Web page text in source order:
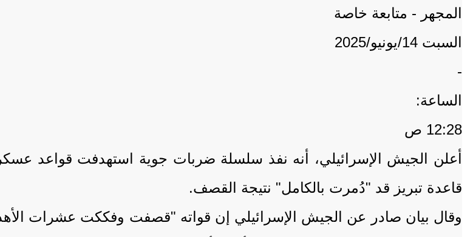
المجهر - متابعة خاصة
السبت 14/يونيو/2025
-
الساعة:
12:28 ص
أعلن الجيش الإسرائيلي، أنه نفذ سلسلة ضربات جوية استهدفت قواعد
قاعدة تبريز قد "دُمرت بالكامل" نتيجة القصف.
وقال بيان صادر عن الجيش الإسرائيلي إن قواته "قصفت وفككت عشرات